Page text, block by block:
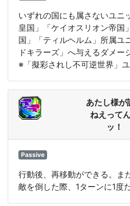
いずれの国にも属さないユニ
皇国」「ケイオスリオン帝国
国」「ティルヘルム」所属ユ
ドキラーズ」へ与えるダメー
※「擬彩されし不可逆世界」
あたし様が
ねえって
ッ！
Passive
行動後、再移動ができる。ま
敵を倒した際、1ターンに1度